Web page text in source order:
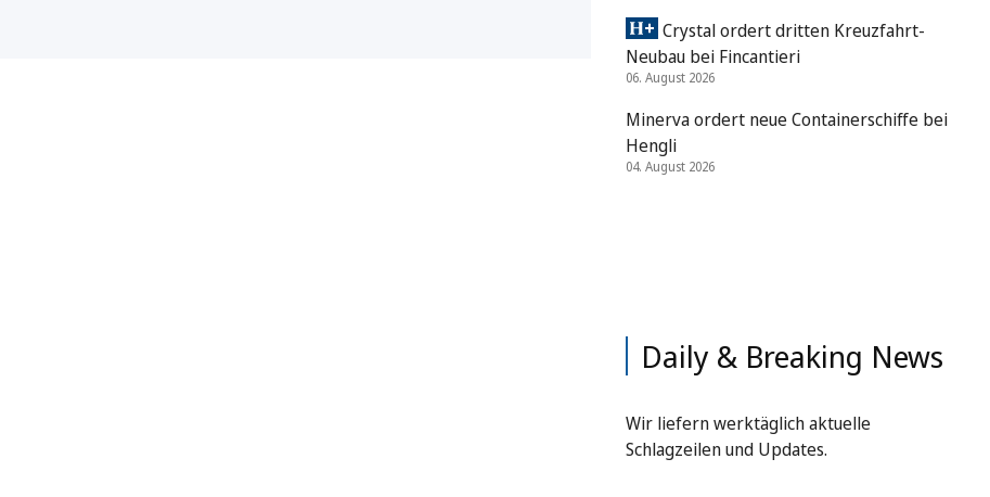
Crystal ordert dritten Kreuzfahrt-
Neubau bei Fincantieri
06. August 2026
Minerva ordert neue Containerschiffe bei
Hengli
04. August 2026
Daily & Breaking News
Wir liefern werktäglich aktuelle
Schlagzeilen und Updates.